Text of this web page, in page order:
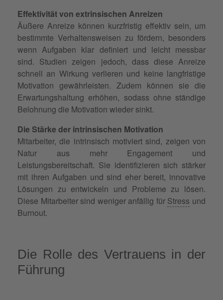
Effektivität von extrinsischen Anreizen
Äußere Anreize können kurzfristig effektiv sein, um
bestimmte Verhaltensweisen zu fördern, besonders
wenn Aufgaben klar definiert und leicht messbar
sind. Studien zeigen jedoch, dass diese Anreize
schnell an Wirkung verlieren und keine langfristige
Motivation gewährleisten. Zudem können sie die
Erwartungshaltung erhöhen, sodass ohne ständige
Belohnung die Motivation wieder sinkt.
Die Stärke der intrinsischen Motivation
Mitarbeiter, die intrinsisch motiviert sind, zeigen von
Natur aus mehr Engagement und
Leistungsbereitschaft. Sie identifizieren sich stärker
mit ihren Aufgaben und sind eher bereit, innovative
Lösungen zu entwickeln und Probleme zu lösen.
Diese Mitarbeiter sind weniger anfällig für Stress und
Burnout.
Die Rolle des Vertrauens in der
Führung